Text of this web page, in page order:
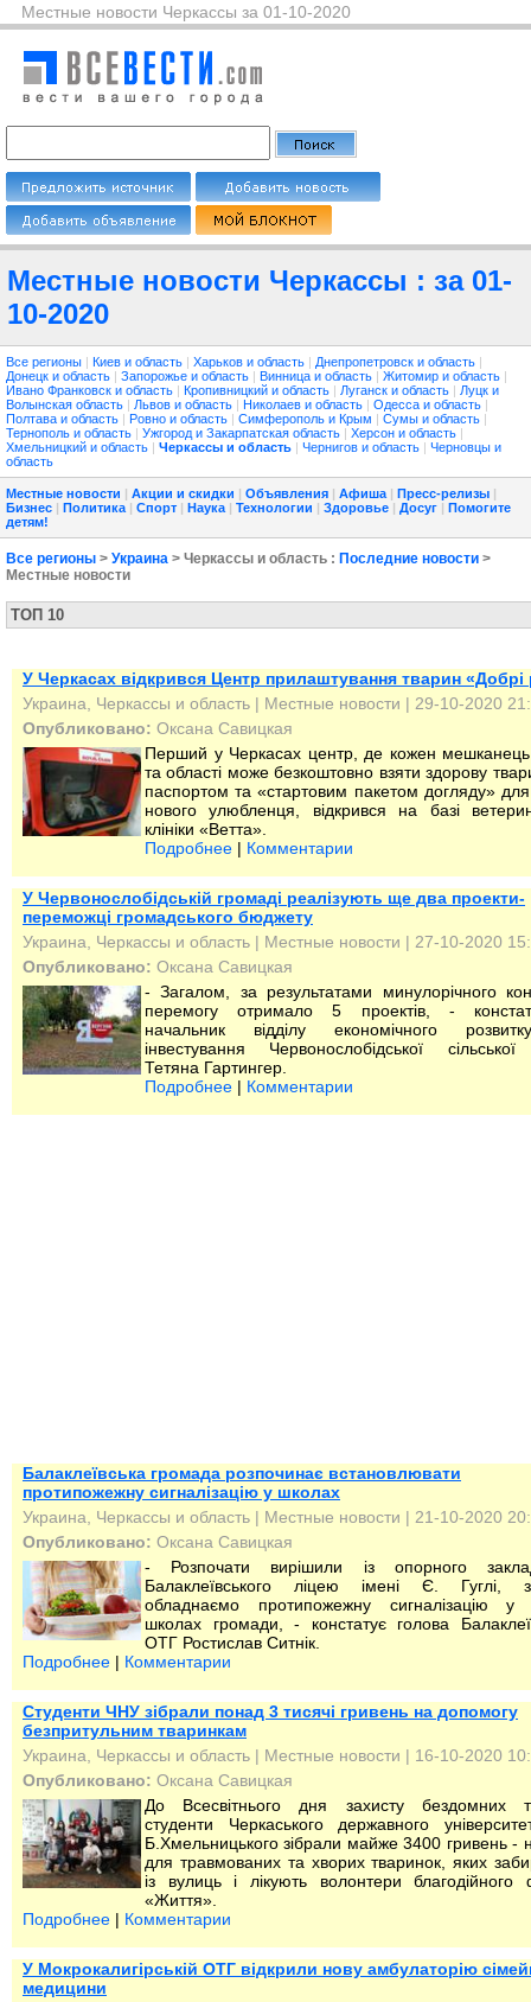
Местные новости Черкассы за 01-10-2020
Местные новости Черкассы : за 01-
10-2020
Все регионы | Киев и область | Харьков и область | Днепропетровск и область |
Донецк и область | Запорожье и область | Винница и область | Житомир и область |
Ивано Франковск и область | Кропивницкий и область | Луганск и область | Луцк и
Волынская область | Львов и область | Николаев и область | Одесса и область |
Полтава и область | Ровно и область | Симферополь и Крым | Сумы и область |
Тернополь и область | Ужгород и Закарпатская область | Херсон и область |
Хмельницкий и область | Черкассы и область | Чернигов и область | Черновцы и
область
Местные новости | Акции и скидки | Объявления | Афиша | Пресс-релизы |
Бизнес | Политика | Спорт | Наука | Технологии | Здоровье | Досуг | Помогите
детям!
Все регионы > Украина > Черкассы и область : Последние новости >
Местные новости
ТОП 10
У Черкасах відкрився Центр прилаштування тварин «Добрі
Украина, Черкассы и область | Местные новости | 29-10-2020
Опубликовано: Оксана Савицкая
Перший у Черкасах центр, де кожен мешканець
та області може безкоштовно взяти здорову
паспортом та «стартовим пакетом догляду» для
нового улюбленця, відкрився на базі
клініки «Ветта».
Подробнее | Комментарии
У Червонослобідській громаді реалізують ще два проекти-
переможці громадського бюджету
Украина, Черкассы и область | Местные новости | 27-10-2020
Опубликовано: Оксана Савицкая
- Загалом, за результатами минулорічного
перемогу отримало 5 проектів, -
начальник відділу економічного
інвестування Червонослобідської
Тетяна Гартингер.
Подробнее | Комментарии
Балаклеївська громада розпочинає встановлювати
протипожежну сигналізацію у школах
Украина, Черкассы и область | Местные новости | 21-10-2020
Опубликовано: Оксана Савицкая
- Розпочати вирішили із опорного
Балаклеївського ліцею імені Є. Гуглі,
обладнаємо протипожежну сигналізацію у
школах громади, - констатує голова
ОТГ Ростислав Ситнік.
Подробнее | Комментарии
Студенти ЧНУ зібрали понад 3 тисячі гривень на допомогу
безпритульним тваринкам
Украина, Черкассы и область | Местные новости | 16-10-2020
Опубликовано: Оксана Савицкая
До Всесвітнього дня захисту бездомних
студенти Черкаського державного
Б.Хмельницького зібрали майже 3400 гривень -
для травмованих та хворих тваринок, яких
із вулиць і лікують волонтери благодійного
«Життя».
Подробнее | Комментарии
У Мокрокалигірській ОТГ відкрили нову амбулаторію
медицини